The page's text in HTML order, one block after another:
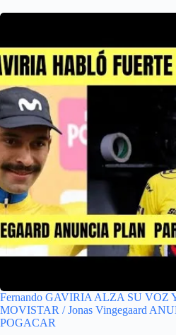
Fernando GAVIRIA ALZA SU VOZ
MOVISTAR / Jonas Vingegaard
POGACAR